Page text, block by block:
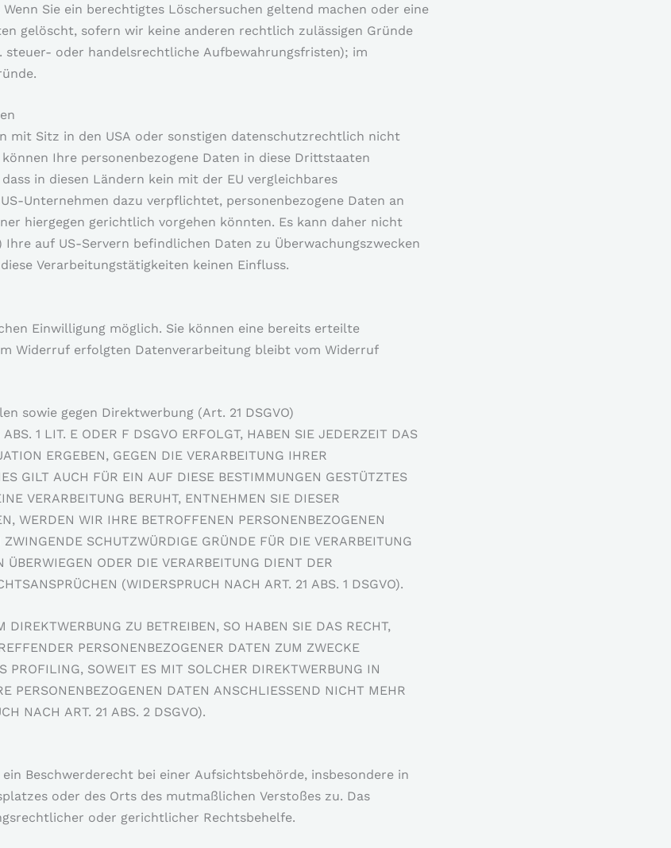
Sie ein berechtigtes Löschersuchen geltend machen oder eine
gelöscht, sofern wir keine anderen rechtlich zulässigen Gründe
oder handelsrechtliche Aufbewahrungsfristen); im
mit Sitz in den USA oder sonstigen datenschutzrechtlich nicht
Ihre personenbezogene Daten in diese Drittstaaten
in diesen Ländern kein mit der EU vergleichbares
Unternehmen dazu verpflichtet, personenbezogene Daten an
hiergegen gerichtlich vorgehen könnten. Es kann daher nicht
auf US-Servern befindlichen Daten zu Überwachungszwecken
Verarbeitungstätigkeiten keinen Einfluss.
Einwilligung möglich. Sie können eine bereits erteilte
Widerruf erfolgten Datenverarbeitung bleibt vom Widerruf
sowie gegen Direktwerbung (Art. 21 DSGVO)
1 LIT. E ODER F DSGVO ERFOLGT, HABEN SIE JEDERZEIT DAS
ERGEBEN, GEGEN DIE VERARBEITUNG IHRER
GILT AUCH FÜR EIN AUF DIESE BESTIMMUNGEN GESTÜTZTES
VERARBEITUNG BERUHT, ENTNEHMEN SIE DIESER
WERDEN WIR IHRE BETROFFENEN PERSONENBEZOGENEN
SCHUTZWÜRDIGE GRÜNDE FÜR DIE VERARBEITUNG
ODER DIE VERARBEITUNG DIENT DER
(WIDERSPRUCH NACH ART. 21 ABS. 1 DSGVO).
ZU BETREIBEN, SO HABEN SIE DAS RECHT,
PERSONENBEZOGENER DATEN ZUM ZWECKE
SOWEIT ES MIT SOLCHER DIREKTWERBUNG IN
PERSONENBEZOGENEN DATEN ANSCHLIESSEND NICHT MEHR
NACH ART. 21 ABS. 2 DSGVO).
Beschwerderecht bei einer Aufsichtsbehörde, insbesondere in
oder des Orts des mutmaßlichen Verstoßes zu. Das
oder gerichtlicher Rechtsbehelfe.